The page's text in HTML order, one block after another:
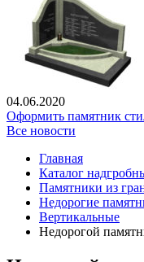
04.06.2020
Оформить памятник
Все новости
Главная
Каталог
Памятники из
Недорогие
Вертикальные
Недорогой